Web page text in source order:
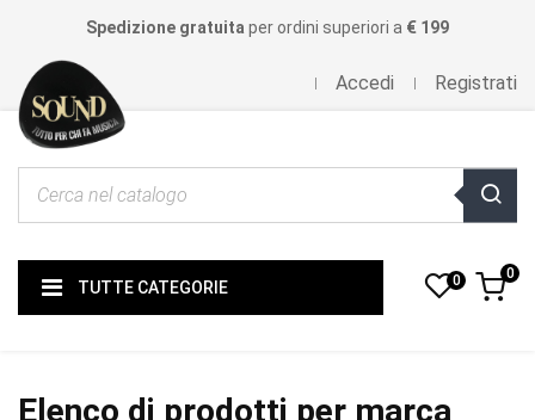
Spedizione gratuita per ordini superiori a € 199
Accedi Registrati
TUTTE CATEGORIE 0 0
Elenco di prodotti per marca